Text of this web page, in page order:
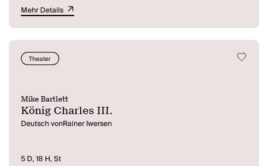
60ern über ihre Ehe und Familiengründung bis hin zur Scheidung,
die sie ohne jede Verbitterung hinnehmen. Ihre Kinder allerdings
beschweren sich bitterlich über die Verantwortungslosigkeit ihrer
Eltern und ihre entspannte Laissez-faire Haltung.
Mike Bartlett stellt die Frage, ob die Baby Boomer Generation
schuld ist an der haltlosen Generation ihrer Kinder, die inzwischen
Mehr Details
Theater
Mike Bartlett
König Charles III.
Deutsch vonRainer Iwersen
5 D, 18 H, St